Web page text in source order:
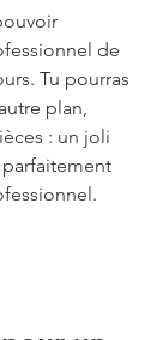
de
Tu pourras
plan,
: un joli
parfaitement